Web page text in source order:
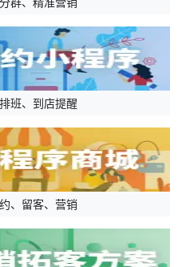
班、到店提醒
、留客、营销